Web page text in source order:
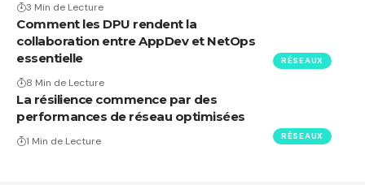
3 Min de Lecture
RÉSEAUX
Comment les DPU rendent la
collaboration entre AppDev et NetOps
essentielle
8 Min de Lecture
RÉSEAUX
La résilience commence par des
performances de réseau optimisées
1 Min de Lecture